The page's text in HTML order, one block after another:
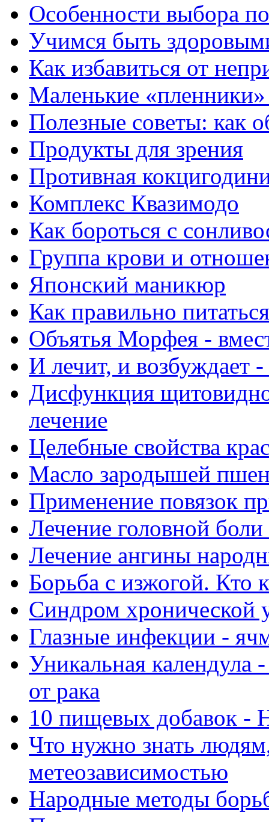
Особенности выбора
Учимся быть
Как избавиться от
Маленькие
Полезные советы: как
Продукты для зрения
Противная
Комплекс Квазимодо
Как бороться с
Группа крови и
Японский маникюр
Как правильно
Объятья Морфея -
И лечит, и возбуждает
Дисфункция
лечение
Целебные свойства
Масло зародышей
Применение повязок
Лечение головной
Лечение ангины
Борьба с изжогой. Кто
Синдром хронической
Глазные инфекции -
Уникальная
от рака
10 пищевых добавок -
Что нужно знать
метеозависимостью
Народные методы